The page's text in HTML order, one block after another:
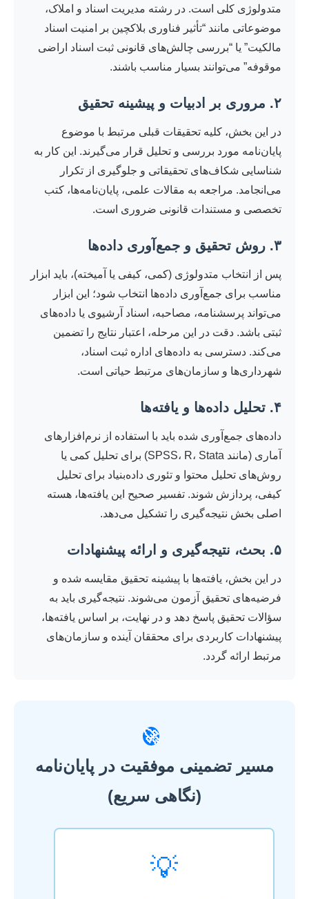
متدولوژی کلی است. در رشته مدیریت اسناد و املاک،
موضوعاتی مانند “تأثیر فناوری بلاکچین بر امنیت اسناد
مالکیت” یا “بررسی چالش‌های قانونی ثبت اسناد اراضی
موقوفه” می‌توانند بسیار مناسب باشند.
۲. مروری بر ادبیات و پیشینه تحقیق
در این بخش، کلیه تحقیقات قبلی مرتبط با موضوع
پایان‌نامه مورد بررسی و تحلیل قرار می‌گیرند. این کار به
شناسایی شکاف‌های تحقیقاتی و جلوگیری از تکرار
می‌انجامد. مراجعه به مقالات علمی، پایان‌نامه‌ها، کتب
تخصصی و مستندات قانونی ضروری است.
۳. روش تحقیق و جمع‌آوری داده‌ها
پس از انتخاب متدولوژی (کمی، کیفی یا آمیخته)، باید ابزار
مناسب برای جمع‌آوری داده‌ها انتخاب شود؛ این ابزار
می‌تواند پرسشنامه، مصاحبه، اسناد آرشیوی یا داده‌های
ثبتی باشد. دقت در این مرحله، اعتبار نتایج را تضمین
می‌کند. دسترسی به داده‌های اداره ثبت اسناد،
شهرداری‌ها و سازمان‌های مرتبط حیاتی است.
۴. تحلیل داده‌ها و یافته‌ها
داده‌های جمع‌آوری شده باید با استفاده از نرم‌افزارهای
آماری (مانند SPSS، R، Stata) برای تحلیل کمی یا
روش‌های تحلیل محتوا و تئوری داده‌بنیاد برای تحلیل
کیفی، پردازش شوند. تفسیر صحیح این یافته‌ها، هسته
اصلی بخش نتیجه‌گیری را تشکیل می‌دهد.
۵. بحث، نتیجه‌گیری و ارائه پیشنهادات
در این بخش، یافته‌ها با پیشینه تحقیق مقایسه شده و
فرضیه‌های تحقیق آزمون می‌شوند. نتیجه‌گیری باید به
سؤالات تحقیق پاسخ دهد و در نهایت، بر اساس یافته‌ها،
پیشنهادات کاربردی برای محققان آینده و سازمان‌های
مرتبط ارائه گردد.
🚀
مسیر تضمینی موفقیت در پایان‌نامه
(نگاهی سریع)
💡